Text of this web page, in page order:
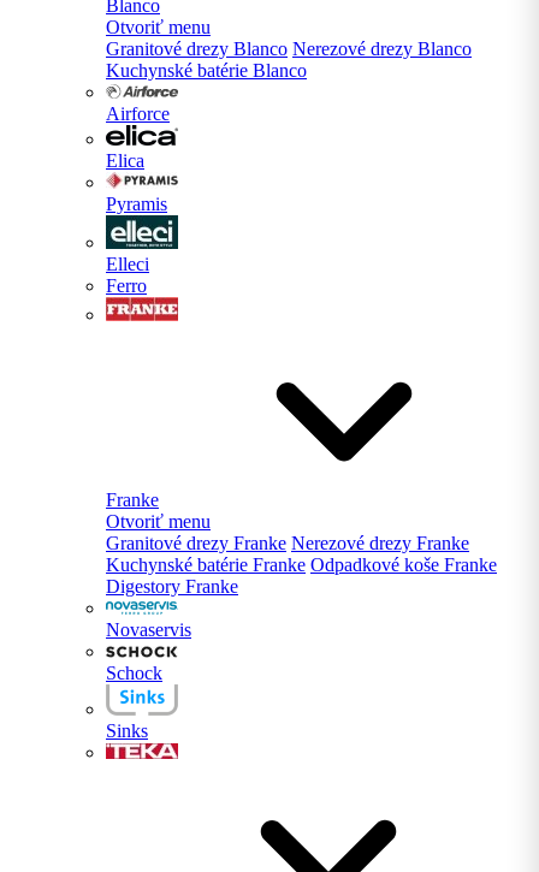
Blanco
Otvoriť menu
Granitové drezy Blanco Nerezové drezy Blanco
Kuchynské batérie Blanco
Airforce
Elica
Pyramis
Elleci
Ferro
Franke
Otvoriť menu
Granitové drezy Franke Nerezové drezy Franke
Kuchynské batérie Franke Odpadkové koše Franke
Digestory Franke
Novaservis
Schock
Sinks